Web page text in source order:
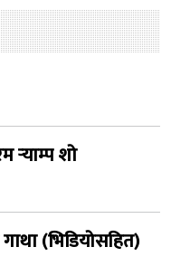
शो
(भिडियोसहित)